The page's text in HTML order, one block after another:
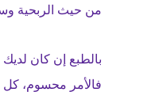
من حيث الربحية
بالطبع إن كان
فالأمر محسوم، كل